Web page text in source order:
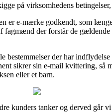
på virksomhedens
er e-mærke godkendt, som
der forstår de
der har
sikrer sin e-mail kvittering,
eller et barn.
kunders tanker og derved går